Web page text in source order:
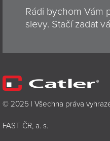
Rádi bychom Vám
slevy. Stačí zadat
© 2025 | Všechna práva
FAST ČR, a. s.